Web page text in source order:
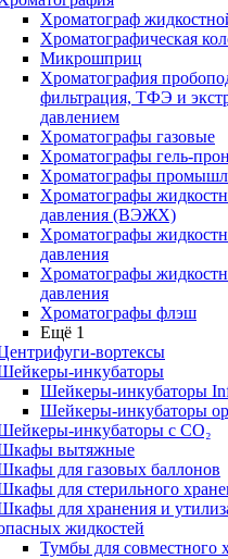
Хроматограф
Хроматографическая
Микрошприц
Хроматография
фильтрация, ТФЭ и
давлением
Хроматографы газовые
Хроматографы гель-
Хроматографы
Хроматографы
давления (ВЭЖХ)
Хроматографы
давления
Хроматографы
давления
Хроматографы флэш
Ещё 1
вортексы
инкубаторы
Шейкеры-инкубаторы
Шейкеры-инкубаторы
инкубаторы с CО₂
вытяжные
для газовых баллонов
для стерильного
для хранения и
жидкостей
Тумбы для